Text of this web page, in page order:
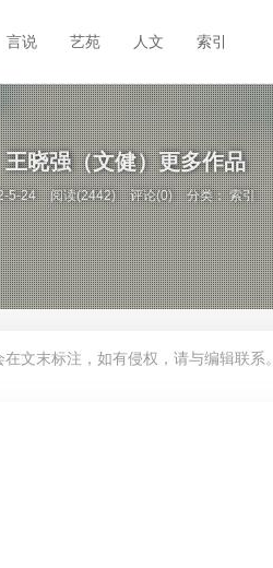
言说 艺苑 人文 索引
王晓强（文健）更多作品
5-24 阅读(2442) 评论(0) 分类：索引
文末标注，如有侵权，请与编辑联系。